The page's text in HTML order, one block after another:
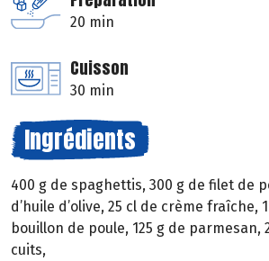
20 min
Cuisson
30 min
Ingrédients
400 g de spaghettis, 300 g de filet de
d’huile d’olive, 25 cl de crème fraîche,
bouillon de poule, 125 g de parmesan,
cuits,